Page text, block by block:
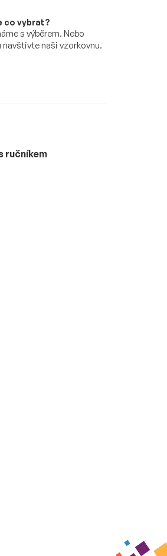
co vybrat?
s výběrem. Nebo
navštivte naši vzorkovnu.
ručníkem